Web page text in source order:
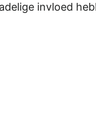
invloed